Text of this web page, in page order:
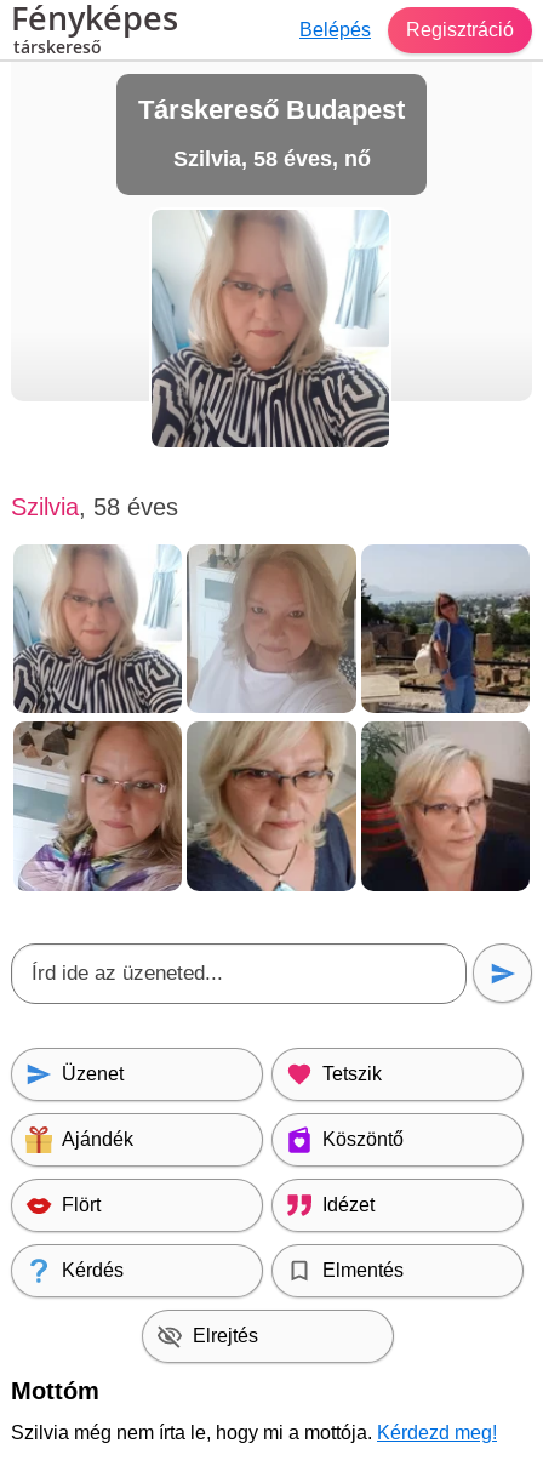
Fényképes
társkereső
Belépés Regisztráció
Társkereső Budapest
Szilvia, 58 éves, nő
Szilvia, 58 éves
Üzenet Tetszik
Ajándék Köszöntő
Flört Idézet
Kérdés Elmentés
Elrejtés
Mottóm
Szilvia még nem írta le, hogy mi a mottója. Kérdezd meg!